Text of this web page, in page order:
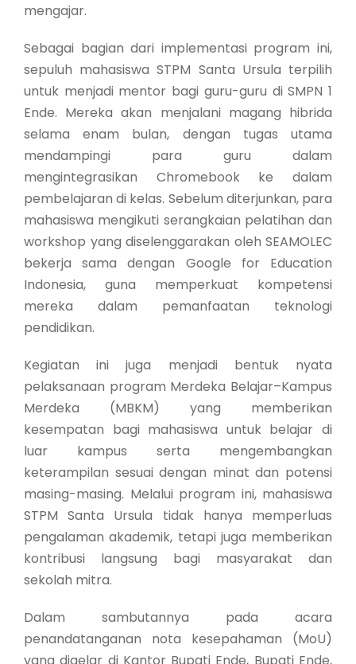
mengajar.
Sebagai bagian dari implementasi program ini,
sepuluh mahasiswa STPM Santa Ursula terpilih
untuk menjadi mentor bagi guru-guru di SMPN 1
Ende. Mereka akan menjalani magang hibrida
selama enam bulan, dengan tugas utama
mendampingi para guru dalam
mengintegrasikan Chromebook ke dalam
pembelajaran di kelas. Sebelum diterjunkan, para
mahasiswa mengikuti serangkaian pelatihan dan
workshop yang diselenggarakan oleh SEAMOLEC
bekerja sama dengan Google for Education
Indonesia, guna memperkuat kompetensi
mereka dalam pemanfaatan teknologi
pendidikan.
Kegiatan ini juga menjadi bentuk nyata
pelaksanaan program Merdeka Belajar–Kampus
Merdeka (MBKM) yang memberikan
kesempatan bagi mahasiswa untuk belajar di
luar kampus serta mengembangkan
keterampilan sesuai dengan minat dan potensi
masing-masing. Melalui program ini, mahasiswa
STPM Santa Ursula tidak hanya memperluas
pengalaman akademik, tetapi juga memberikan
kontribusi langsung bagi masyarakat dan
sekolah mitra.
Dalam sambutannya pada acara
penandatanganan nota kesepahaman (MoU)
yang digelar di Kantor Bupati Ende, Bupati Ende,